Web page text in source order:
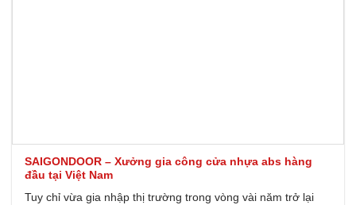
SAIGONDOOR – Xưởng gia công cửa nhựa abs hàng
đầu tại Việt Nam
Tuy chỉ vừa gia nhập thị trường trong vòng vài năm trở lại